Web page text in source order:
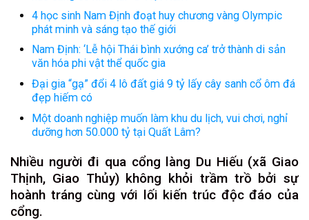
4 học sinh Nam Định đoạt huy chương vàng Olympic
phát minh và sáng tạo thế giới
Nam Định: ‘Lễ hội Thái bình xướng ca’ trở thành di sản
văn hóa phi vật thể quốc gia
Đại gia “gạ” đổi 4 lô đất giá 9 tỷ lấy cây sanh cổ ôm đá
đẹp hiếm có
Một doanh nghiệp muốn làm khu du lịch, vui chơi, nghỉ
dưỡng hơn 50.000 tỷ tại Quất Lâm?
Nhiều người đi qua cổng làng Du Hiếu (xã Giao
Thịnh, Giao Thủy) không khỏi trầm trồ bởi sự
hoành tráng cùng với lối kiến trúc độc đáo của
cổng.